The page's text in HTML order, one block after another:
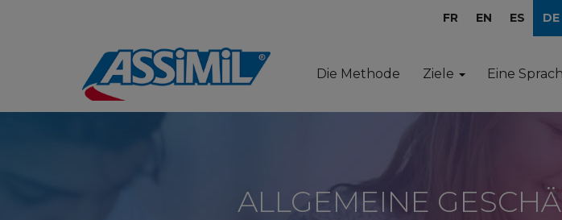
FR EN ES DE
Die Methode Ziele Eine
ALLGEMEINE